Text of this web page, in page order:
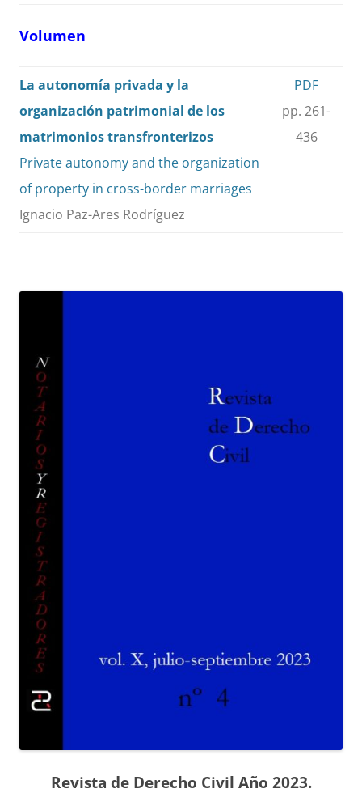
Volumen
La autonomía privada y la
organización patrimonial de los
matrimonios transfronterizos
Private autonomy and the organization
of property in cross-border marriages
Ignacio Paz-Ares Rodríguez
PDF
pp. 261-
436
Revista de Derecho Civil Año 2023.